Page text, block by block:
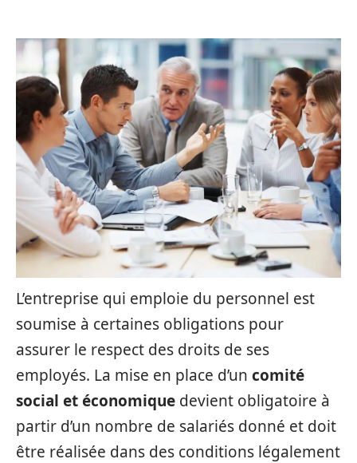
L’entreprise qui emploie du personnel est
soumise à certaines obligations pour
assurer le respect des droits de ses
employés. La mise en place d’un comité
social et économique devient obligatoire à
partir d’un nombre de salariés donné et doit
être réalisée dans des conditions légalement